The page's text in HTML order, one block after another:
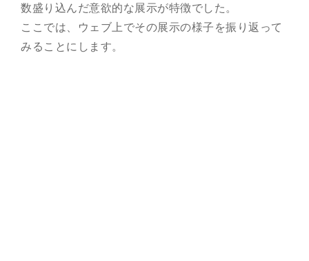
月・惑星へ
今日の月
数盛り込んだ意欲的な展示が特徴でした。
ここでは、ウェブ上でその展示の様子を振り返って
みることにします。